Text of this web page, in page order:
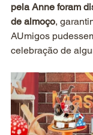
pela Anne foram
de almoço,
AUmigos
celebração de